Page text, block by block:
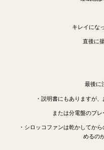
キレイにな
直後に
最後に
・説明書にもありますが
または分電盤のブ
・シロッコファンは乾かしてか
めるの